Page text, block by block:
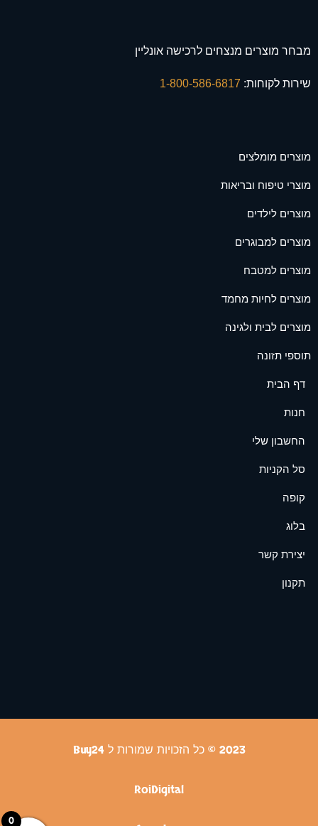
מבחר מוצרים מנצחים לרכישה אונליין
שירות לקוחות:
מוצרים מומלצים
מוצרי טיפוח ובריאות
מוצרים לילדים
מוצרים למבוגרים
מוצרים למטבח
מוצרים לחיות מחמד
מוצרים לבית ולגינה
תוספי תזונה
דף הבית
חנות
החשבון שלי
סל הקניות
קופה
בלוג
יצירת קשר
תקנון
2023 © כל הזכויות שמורות ל Buy24
RoiDigital
0